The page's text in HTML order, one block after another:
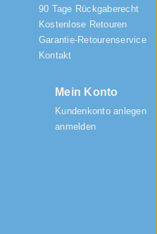
90 Tage Rückgaberecht
Kostenlose Retouren
Garantie-Retourenservice
Kontakt
Mein Konto
Kundenkonto anlegen
anmelden